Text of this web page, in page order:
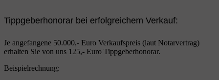
Tippgeberhonorar bei erfolgreichem Verkauf:
Je angefangene 50.000,- Euro Verkaufspreis (laut Notarvertrag)
erhalten Sie von uns 125,- Euro Tippgeberhonorar.
Beispielrechnung: